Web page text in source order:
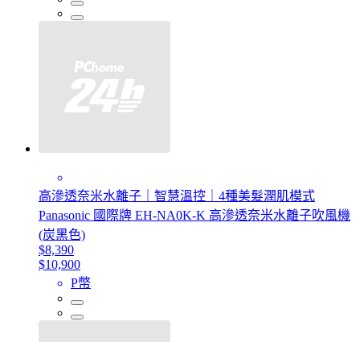
高滲透奈米水離子｜智慧溫控｜4種美髮潤肌模式
Panasonic 國際牌 EH-NA0K-K 高滲透奈米水離子吹風機
(炭黑色)
$8,390
$10,900
P幣